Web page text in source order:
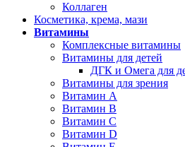
Коллаген
Косметика, крема, мази
Витамины
Комплексные витамины
Витамины для детей
ДГК и Омега для
Витамины для зрения
Витамин А
Витамин В
Витамин C
Витамин D